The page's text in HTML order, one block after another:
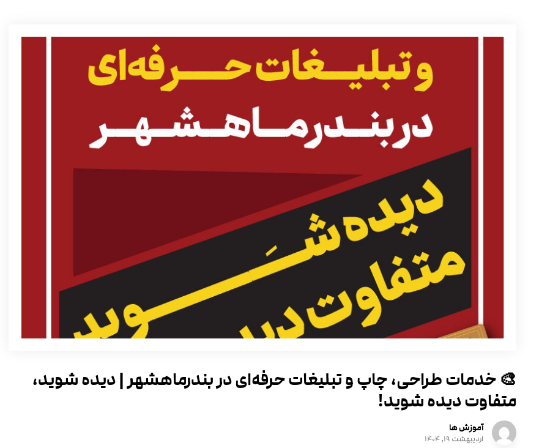
🎨 خدمات طراحی، چاپ و تبلیغات حرفه‌ای در بندرماهشهر | دیده شوید،
متفاوت دیده شوید!
آموزش ها
اردیبهشت ۱۹, ۱۴۰۴